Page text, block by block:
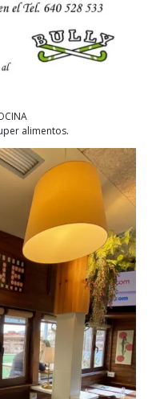
alimentos.